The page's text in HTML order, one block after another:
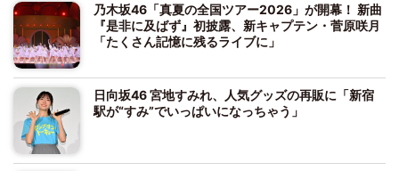
乃木坂46「真夏の全国ツアー2026」が開幕！ 新曲
『是非に及ばず』初披露、新キャプテン・菅原咲月
「たくさん記憶に残るライブに」
日向坂46 宮地すみれ、人気グッズの再販に「新宿
駅が“すみ”でいっぱいになっちゃう」